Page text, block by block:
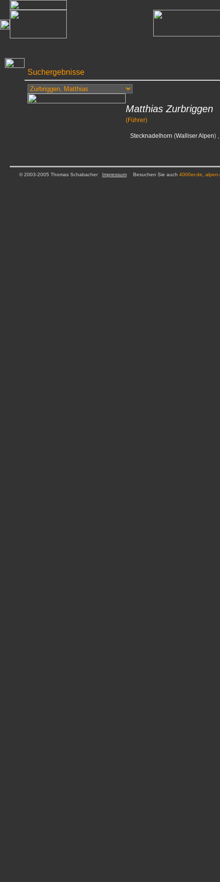
Suchergebnisse
Matthias Zurbriggen
(Führer)
Stecknadelhorn (Walliser Alpen) ,
© 2003-2005 Thomas Schabacher Impressum Besuchen Sie auch 4000er.de